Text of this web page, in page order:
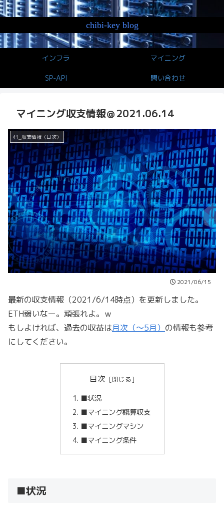
chibi-key blog
インフラ マイニング
SP-API 問い合わせ
マイニング収支情報＠2021.06.14
41_収支情報（日次）
2021/06/15
最新の収支情報（2021/6/14時点）を更新しました。
ETH弱いなー。頑張れよ。ｗ
もしよければ、過去の収益は月次（～5月） の情報も参考
にしてください。
目次
■状況
■マイニング概算収支
■マイニングマシン
■マイニング条件
■状況